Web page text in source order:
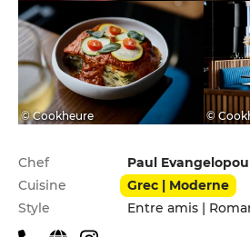
© Cookheure ©
Infos
Chef
Paul
Cuisine
Grec | Moderne
Style
Entre amis |